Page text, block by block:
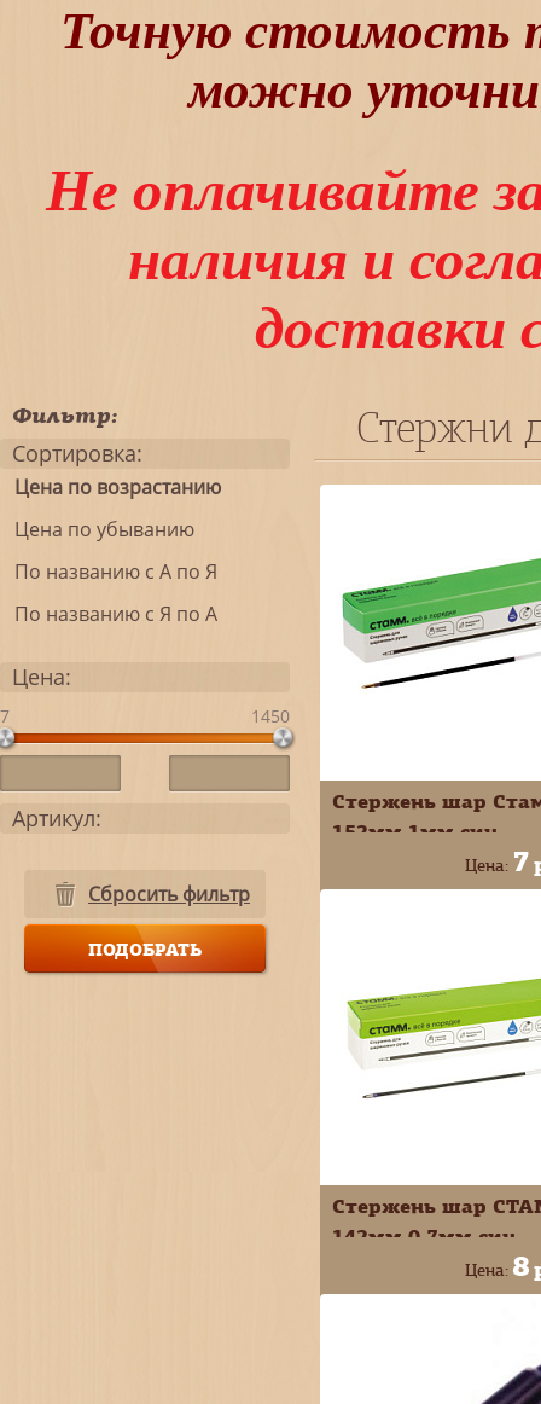
Точную стоимость
можно
Не оплачивайте
наличия и
доставки
Фильтр:
Сортировка:
Цена по возрастанию
Цена по убыванию
По названию с А по Я
По названию с Я по А
Цена:
7 1450
Артикул:
Сбросить фильтр
Стержни
Стержень шар
152мм 1мм син
Цена: 7
Стержень шар
142мм 0,7мм син
Цена: 8